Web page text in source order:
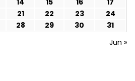
14 15 16
17
21 22 23
24
28 29 30
31
Jun »